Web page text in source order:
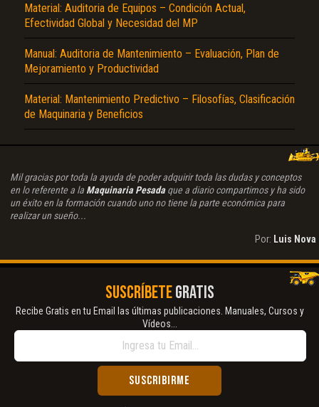
Material: Auditoria de Equipos – Condición Actual,
Efectividad Global y Necesidad del MP
Manual: Auditoria de Mantenimiento – Evaluación, Plan de
Mejoramiento y Productividad
Material: Mantenimiento Predictivo – Filosofías, Clasificación
de Maquinaria y Beneficios
Mil gracias por toda la ayuda de poder adquirir toda las dudas y conceptos
en lo referente a la Maquinaria Pesadaque a diario compartimos y ha sido
un éxito en la formación cuando uno no tiene la parte económica para
realizar un sueño...
Por: Luis Nova
SUSCRÍBETEGRATIS
Recibe Gratis en tu Email las últimas publicaciones. Manuales, Cursos y
Vídeos...